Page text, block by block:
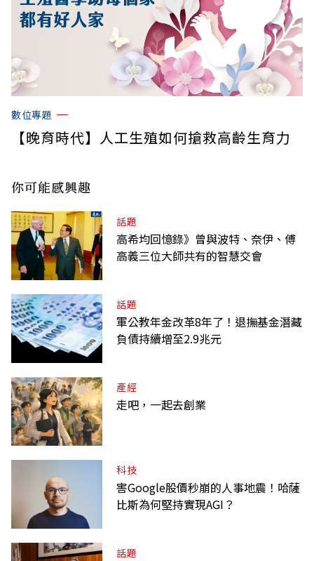
數位專題
【晚育時代】人工生殖如何搶救高齡生育力
你可能感興趣
話題
高希均回憶錄》曾與波特、奈伊、傅
高義三位大師共有的智慧交會
話題
軍公教年金改革8年了！退撫基金潛藏
負債持續增至2.9兆元
產經
走吧，一起去創業
科技
害Google股價秒崩的人事地震！哈薩
比斯為何堅持實現AGI？
話題